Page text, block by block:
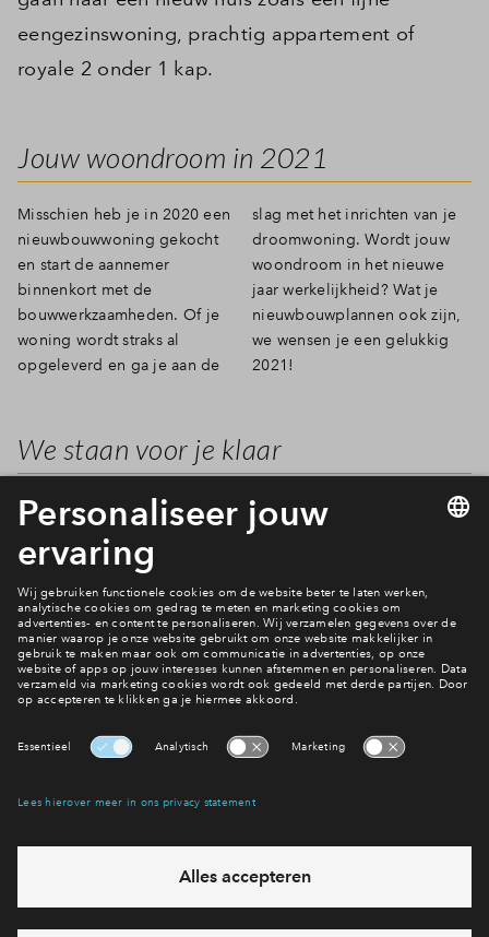
Inloggen
eengezinswoning, prachtig appartement of
royale 2 onder 1 kap.
Jouw woondroom in 2021
Misschien heb je in 2020 een
nieuwbouwwoning gekocht
en start de aannemer
binnenkort met de
bouwwerkzaamheden. Of je
woning wordt straks al
opgeleverd en ga je aan de
slag met het inrichten van je
droomwoning. Wordt jouw
woondroom in het nieuwe
jaar werkelijkheid? Wat je
nieuwbouwplannen ook zijn,
we wensen je een gelukkig
2021!
We staan voor je klaar
Op 1 januari 2021 zijn wij gesloten. Uiteraard staan wij daarna
ook in het nieuwe jaar weer op de reguliere openingstijden
klaar om al je vragen te beantwoorden.
Wil je iets weten?
Bekijk de veel gestelde vragen
Interesse? Meld je dan snel aan
Hiermee blijf je op de hoogte van het belangrijkste nieuws en
Ja, ik wil mij aanmelden